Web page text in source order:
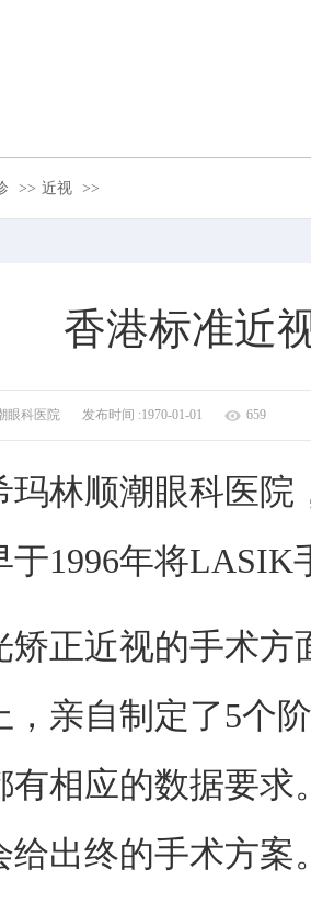
>> 近视 >>
香港标准近
眼科医院 发布时间 :1970-01-01 659
顺潮眼科医院
于1996年将LASIK
近视的手术方
，亲自制定了5个
有相应的数据要求
给出终的手术方案